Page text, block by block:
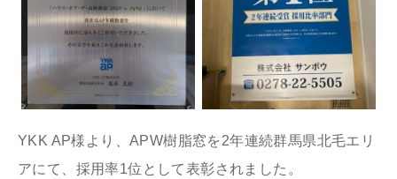
YKK AP様より、APW樹脂窓を2年連続群馬県北毛エリ
アにて、採用率1位として表彰されました。